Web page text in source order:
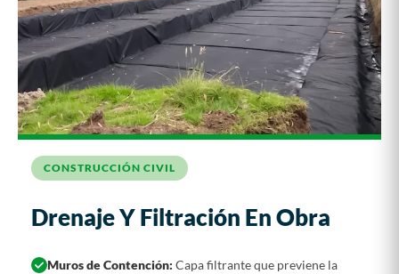
CONSTRUCCIÓN CIVIL
Drenaje Y Filtración En Obra
Muros de Contención: Capa filtrante que previene la